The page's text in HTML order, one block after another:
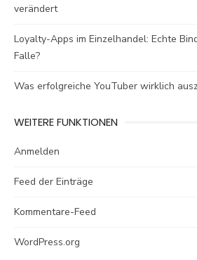
verändert
Loyalty-Apps im Einzelhandel: Echte
Falle?
Was erfolgreiche YouTuber wirklich
WEITERE FUNKTIONEN
Anmelden
Feed der Einträge
Kommentare-Feed
WordPress.org